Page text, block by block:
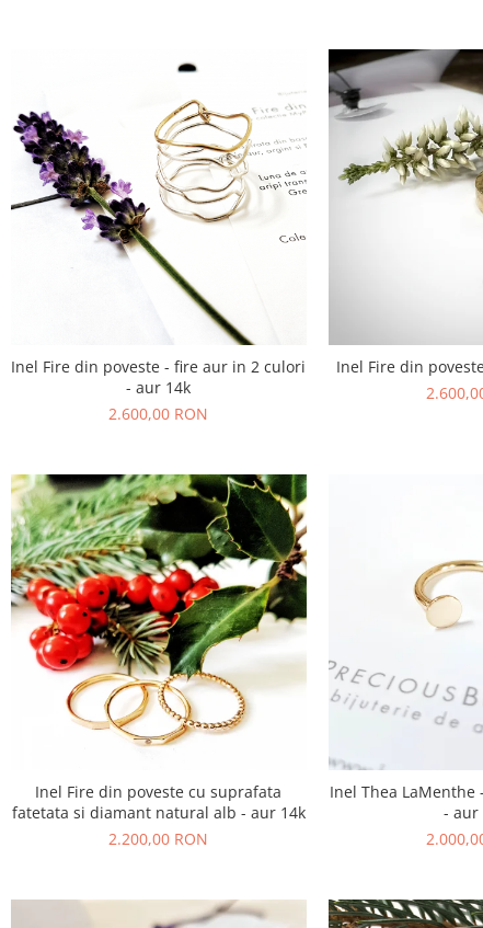
Inel Fire din poveste - fire aur in 2 culori
- aur 14k
2.600,00 RON
Inel Fire din
Inel Fire din poveste cu suprafata
fatetata si diamant natural alb - aur 14k
2.200,00 RON
Inel Thea
- aur